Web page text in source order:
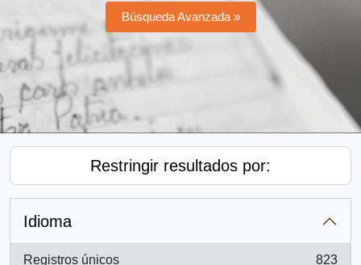
Búsqueda Avanzada »
Restringir resultados por:
Idioma
Registros únicos 823